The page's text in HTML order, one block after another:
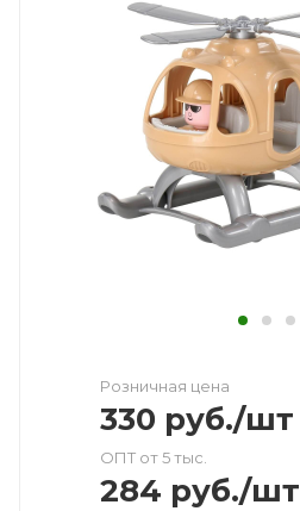
Розничная цена
330 руб./шт
ОПТ от 5 тыс.
284 руб./шт